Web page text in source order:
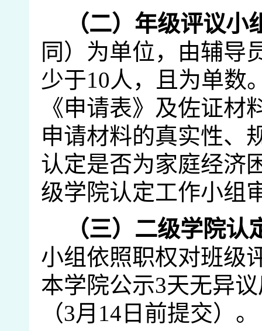
（二）年级评议小
同）为单位，由辅导
少于10人，且为单数
《申请表》及佐证
申请材料的真实性、
认定是否为家庭经济
级学院认定工作小组
（三） 二级学院认
小组依照职权对班级
本学院公示3天无异
（3月 14 日前提交）。